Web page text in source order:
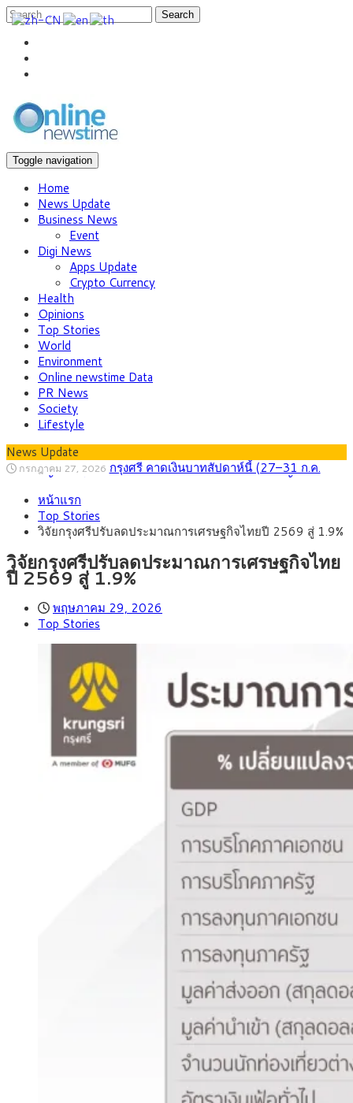
Search
Toggle navigation
Home
News Update
Business News
Event
Digi News
Apps Update
Crypto Currency
Health
Opinions
Top Stories
World
Environment
Online newstime Data
PR News
Society
Lifestyle
News Update
กรกฎาคม 27, 2026 กรุงศรี คาดเงินบาทสัปดาห์นี้ (27–31 ก.ค.
หน้ารถไฟฟ้าสงขลา โมโนเรล 12.54 กม. เชื่อมเมืองหาดใหญ่
สิงหาคม 4, 2026
รายหัวเพียง 2,618 บาท เสนอทบทวนจัดสรรงบให้สอดคล้องภาระ
งานจริง
สิงหาคม 3, 2026 กรุงศรี คาดเงินบาทสัปดาห์นี้ซื้อขายในกรอบ
33.00-33.60 ติดตามข้อมูลจ้างงานสหรัฐฯ
สิงหาคม 1, 2026 “เอกนิติ” เปิดเครื่องยนต์เศรษฐกิจใหม่ของไทย
เดินหน้า 5 ยุทธศาสตร์ รื้อโครงสร้างเศรษฐกิจ ดันไทยโตเต็ม
ศักยภาพ
กรกฎาคม 27, 2026 ภัยเงียบใกล้ตัวเด็ก LSD “แสตมป์เมา” ยาเสพ
ติดลายการ์ตูน กรมศุลกากร เตือนผู้ปกครองเฝ้าระวัง หลังยึดล็อต
ใหญ่จากเยอรมนี
หน้าแรก
Top Stories
วิจัยกรุงศรีปรับลดประมาณการเศรษฐกิจไทยปี 2569 สู่ 1.9%
วิจัยกรุงศรีปรับลดประมาณการเศรษฐกิจไทย
ปี 2569 สู่ 1.9%
พฤษภาคม 29, 2026
Top Stories